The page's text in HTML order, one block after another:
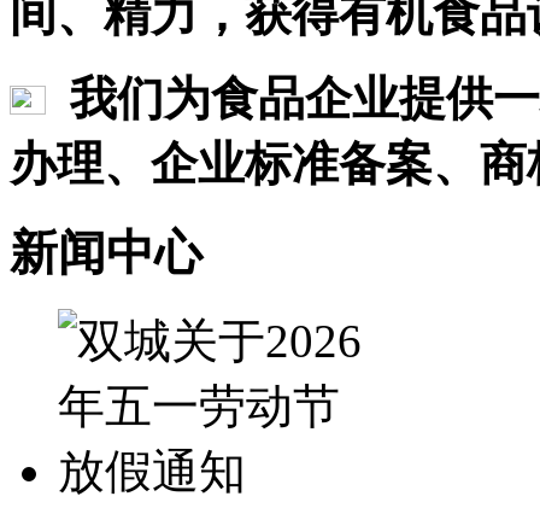
间、精力，获得有机食
我们为食品企业提供
办理、企业标准备案、
新闻中心